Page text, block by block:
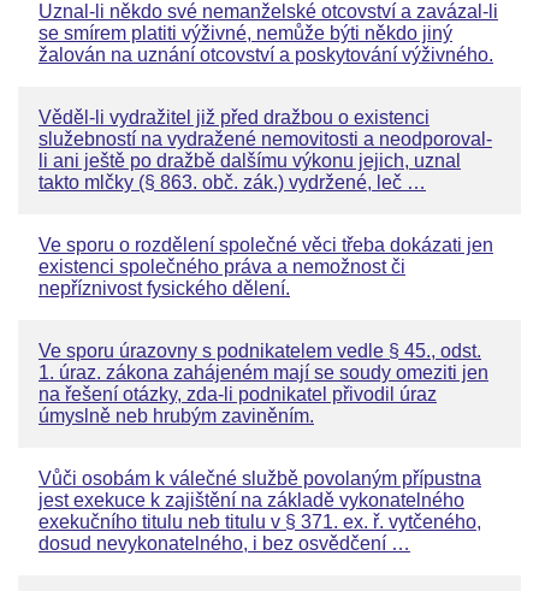
Uznal-li někdo své nemanželské otcovství a zavázal-li
se smírem platiti výživné, nemůže býti někdo jiný
žalován na uznání otcovství a poskytování výživného.
Věděl-li vydražitel již před dražbou o existenci
služebností na vydražené nemovitosti a neodporoval-
li ani ještě po dražbě dalšímu výkonu jejich, uznal
takto mlčky (§ 863. obč. zák.) vydržené, leč …
Ve sporu o rozdělení společné věci třeba dokázati jen
existenci společného práva a nemožnost či
nepříznivost fysického dělení.
Ve sporu úrazovny s podnikatelem vedle § 45., odst.
1. úraz. zákona zahájeném mají se soudy omeziti jen
na řešení otázky, zda-li podnikatel přivodil úraz
úmyslně neb hrubým zaviněním.
Vůči osobám k válečné službě povolaným přípustna
jest exekuce k zajištění na základě vykonatelného
exekučního titulu neb titulu v § 371. ex. ř. vytčeného,
dosud nevykonatelného, i bez osvědčení …